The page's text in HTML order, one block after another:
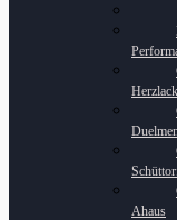
Ahaus